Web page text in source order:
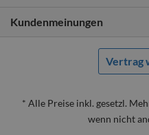
Kundenmeinungen
Vertrag
* Alle Preise inkl. gesetzl.
wenn nicht